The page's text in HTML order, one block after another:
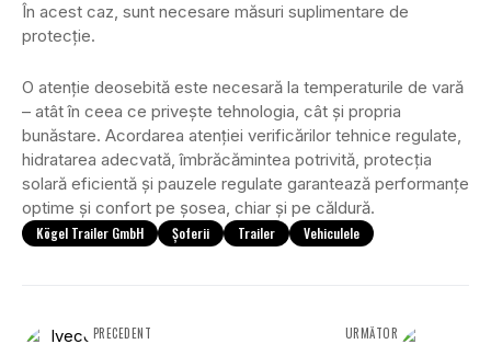
În acest caz, sunt necesare măsuri suplimentare de
protecție.
O atenție deosebită este necesară la temperaturile de vară
– atât în ceea ce privește tehnologia, cât și propria
bunăstare. Acordarea atenției verificărilor tehnice regulate,
hidratarea adecvată, îmbrăcămintea potrivită, protecția
solară eficientă și pauzele regulate garantează performanțe
optime și confort pe șosea, chiar și pe căldură.
Kögel Trailer GmbH Șoferii Trailer Vehiculele
PRECEDENT URMĂTOR